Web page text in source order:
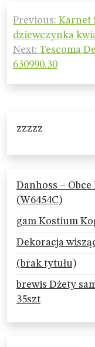
Nawigacja
wpisu
Previous: Karnet
dziewczynka
Next: Tescoma
630990.30
zzzzz
Danhoss – Obce
(W6454C)
gam Kostium
Dekoracja
(brak tytułu)
brewis Dżety
35szt